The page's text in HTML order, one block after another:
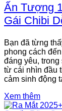
Ấn Tượng
Gái Chibi
Bạn đã từng
phong cách
đáng yêu,
từ cái nhìn đầu
cảm sinh động
Xem thêm